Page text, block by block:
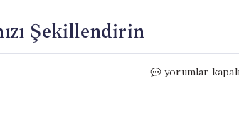
Şekillendirin
7
yorumlar